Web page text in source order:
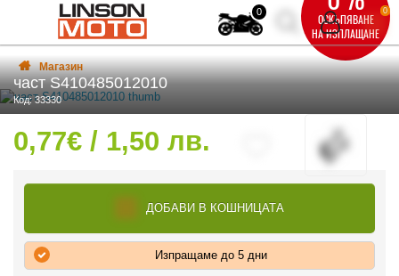
0 0
Магазин
ОСКЪПЯВАНЕ
НА ИЗПЛАЩАНЕ
част S410485012010
Код: 33330
0,77€ / 1,50 лв.
ДОБАВИ В КОШНИЦАТА
Изпращаме до 5 дни